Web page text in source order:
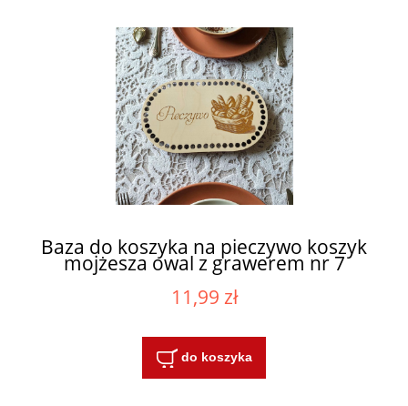
Baza do koszyka na pieczywo koszyk
mojżesza owal z grawerem nr 7
11,99 zł
do koszyka